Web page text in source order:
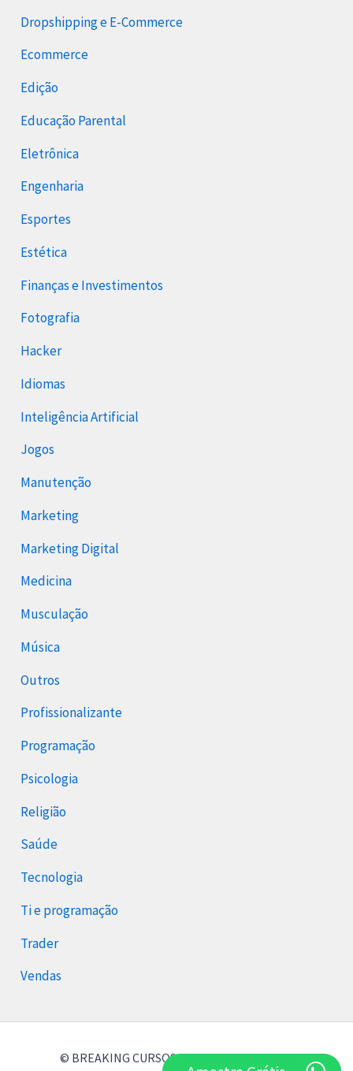
Dropshipping e E-Commerce
Ecommerce
Edição
Educação Parental
Eletrônica
Engenharia
Esportes
Estética
Finanças e Investimentos
Fotografia
Hacker
Idiomas
Inteligência Artificial
Jogos
Manutenção
Marketing
Marketing Digital
Medicina
Musculação
Música
Outros
Profissionalizante
Programação
Psicologia
Religião
Saúde
Tecnologia
Ti e programação
Trader
Vendas
© BREAKING CURSOS 2026 Breaking Cursos